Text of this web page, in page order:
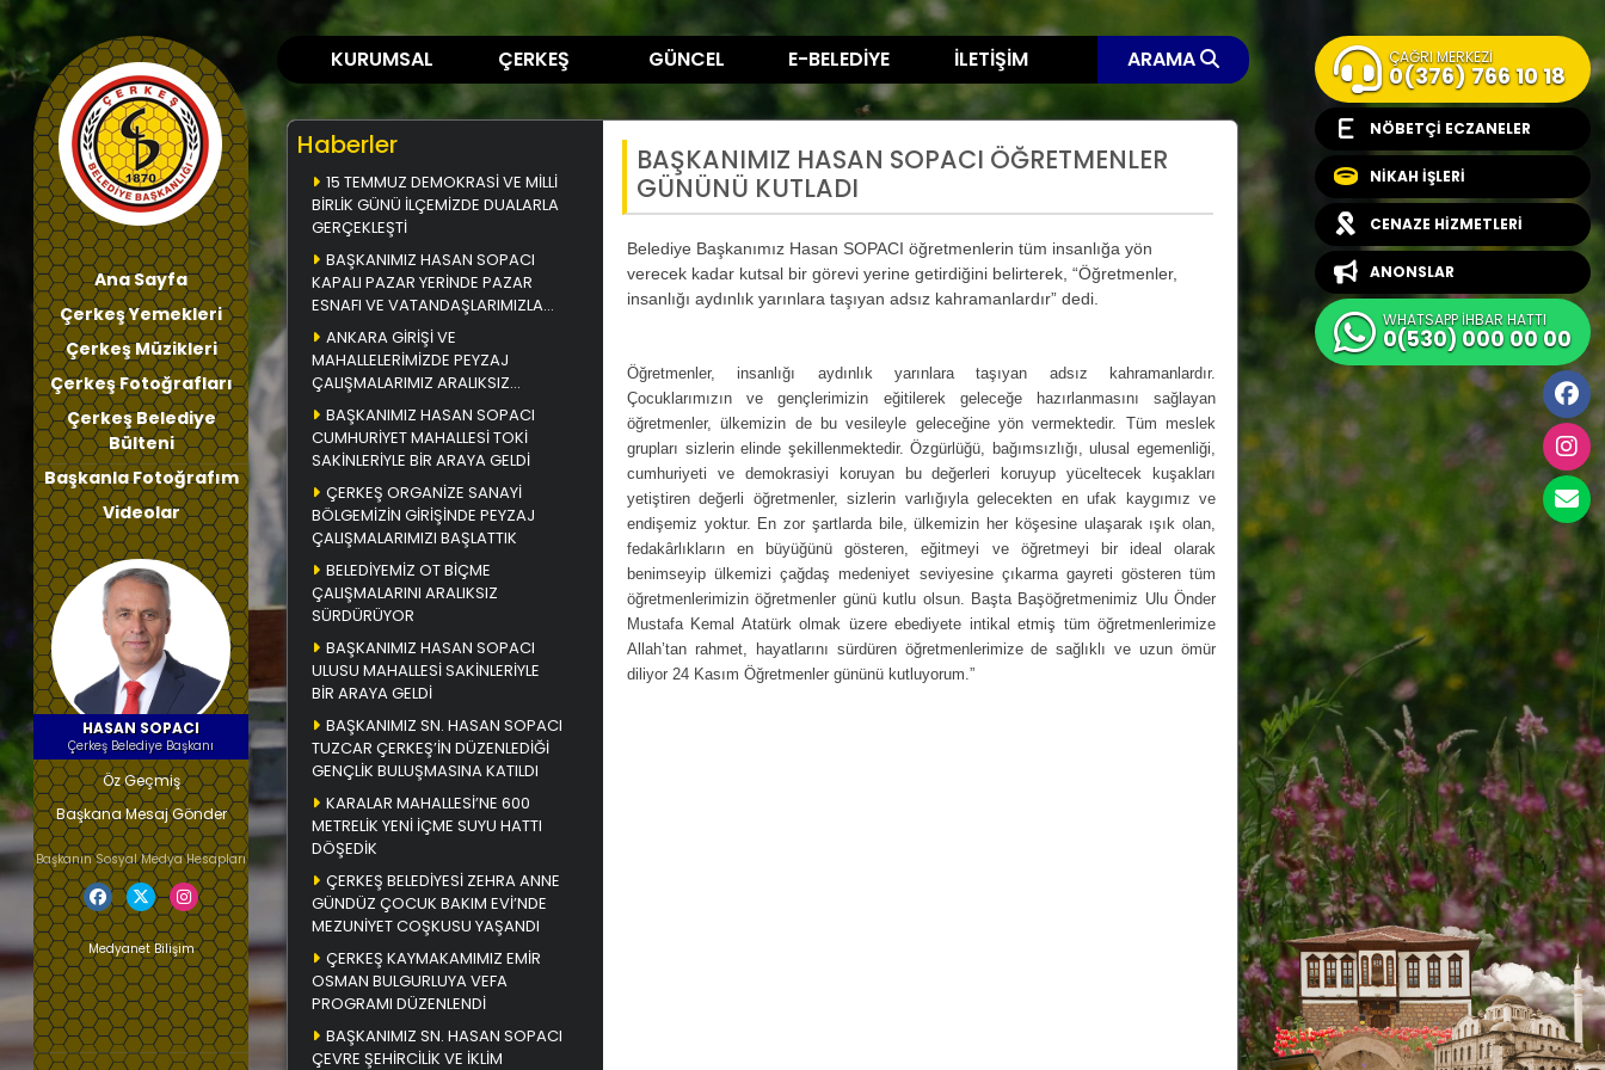
Ana Sayfa
Çerkeş Yemekleri
Çerkeş Müzikleri
Çerkeş Fotoğrafları
Çerkeş Belediye
Bülteni
Başkanla Fotoğrafım
Videolar
HASAN SOPACI
Çerkeş Belediye Başkanı
Öz Geçmiş
Başkana Mesaj Gönder
Başkanın Sosyal Medya Hesapları
Medyanet Bilişim
KURUMSAL ÇERKEŞ GÜNCEL E-BELEDİYE İLETİŞİM ARAMA
Haberler
15 TEMMUZ DEMOKRASİ VE MİLLİ
BİRLİK GÜNÜ İLÇEMİZDE DUALARLA
GERÇEKLEŞTİ
BAŞKANIMIZ HASAN SOPACI
KAPALI PAZAR YERİNDE PAZAR
ESNAFI VE VATANDAŞLARIMIZLA
BİR ARAYA GELDİ
ANKARA GİRİŞİ VE
MAHALLELERİMİZDE PEYZAJ
ÇALIŞMALARIMIZ ARALIKSIZ
DEVAM EDİYOR
BAŞKANIMIZ HASAN SOPACI
CUMHURİYET MAHALLESİ TOKİ
SAKİNLERİYLE BİR ARAYA GELDİ
ÇERKEŞ ORGANİZE SANAYİ
BÖLGEMİZİN GİRİŞİNDE PEYZAJ
ÇALIŞMALARIMIZI BAŞLATTIK
BELEDİYEMİZ OT BİÇME
ÇALIŞMALARINI ARALIKSIZ
SÜRDÜRÜYOR
BAŞKANIMIZ HASAN SOPACI
ULUSU MAHALLESİ SAKİNLERİYLE
BİR ARAYA GELDİ
BAŞKANIMIZ SN. HASAN SOPACI
TUZCAR ÇERKEŞ’İN DÜZENLEDİĞİ
GENÇLİK BULUŞMASINA KATILDI
KARALAR MAHALLESİ’NE 600
METRELİK YENİ İÇME SUYU HATTI
DÖŞEDİK
ÇERKEŞ BELEDİYESİ ZEHRA ANNE
GÜNDÜZ ÇOCUK BAKIM EVİ’NDE
MEZUNİYET COŞKUSU YAŞANDI
ÇERKEŞ KAYMAKAMIMIZ EMİR
OSMAN BULGURLUYA VEFA
PROGRAMI DÜZENLENDİ
BAŞKANIMIZ SN. HASAN SOPACI
ÇEVRE ŞEHİRCİLİK VE İKLİM
BAŞKANIMIZ HASAN SOPACI ÖĞRETMENLER
GÜNÜNÜ KUTLADI
Belediye Başkanımız Hasan SOPACI öğretmenlerin tüm insanlığa yön
verecek kadar kutsal bir görevi yerine getirdiğini belirterek, “Öğretmenler,
insanlığı aydınlık yarınlara taşıyan adsız kahramanlardır” dedi.
Öğretmenler, insanlığı aydınlık yarınlara taşıyan adsız kahramanlardır.
Çocuklarımızın ve gençlerimizin eğitilerek geleceğe hazırlanmasını sağlayan
öğretmenler, ülkemizin de bu vesileyle geleceğine yön vermektedir. Tüm meslek
grupları sizlerin elinde şekillenmektedir. Özgürlüğü, bağımsızlığı, ulusal egemenliği,
cumhuriyeti ve demokrasiyi koruyan bu değerleri koruyup yüceltecek kuşakları
yetiştiren değerli öğretmenler, sizlerin varlığıyla gelecekten en ufak kaygımız ve
endişemiz yoktur. En zor şartlarda bile, ülkemizin her köşesine ulaşarak ışık olan,
fedakârlıkların en büyüğünü gösteren, eğitmeyi ve öğretmeyi bir ideal olarak
benimseyip ülkemizi çağdaş medeniyet seviyesine çıkarma gayreti gösteren tüm
öğretmenlerimizin öğretmenler günü kutlu olsun. Başta Başöğretmenimiz Ulu Önder
Mustafa Kemal Atatürk olmak üzere ebediyete intikal etmiş tüm öğretmenlerimize
Allah’tan rahmet, hayatlarını sürdüren öğretmenlerimize de sağlıklı ve uzun ömür
diliyor 24 Kasım Öğretmenler gününü kutluyorum.”
ÇAĞRI MERKEZİ
0(376) 766 10 18
NÖBETÇİ ECZANELER
NİKAH İŞLERİ
CENAZE HİZMETLERİ
ANONSLAR
WHATSAPP İHBAR HATTI
0(530) 000 00 00